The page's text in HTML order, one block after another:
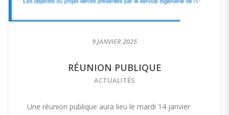
9 JANVIER 2025
RÉUNION PUBLIQUE
ACTUALITÉS
Une réunion publique aura lieu le mardi 14 janvier